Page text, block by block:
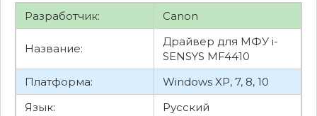
Разработчик: Canon
Название:
Драйвер для МФУ i-
SENSYS MF4410
Платформа:
Windows XP, 7, 8, 10
Язык:
Русский